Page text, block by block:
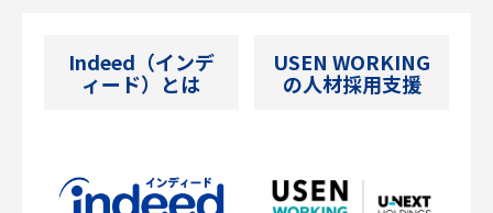
Indeed（インデ
ィード）とは
USEN WORKING
の人材採用支援